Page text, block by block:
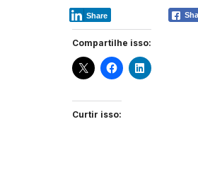
Share
Compartilhe isso:
Curtir isso: